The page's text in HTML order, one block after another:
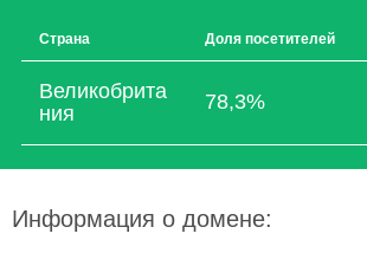
Страна Доля посетителей
Великобрита
ния
78,3%
Информация о домене: